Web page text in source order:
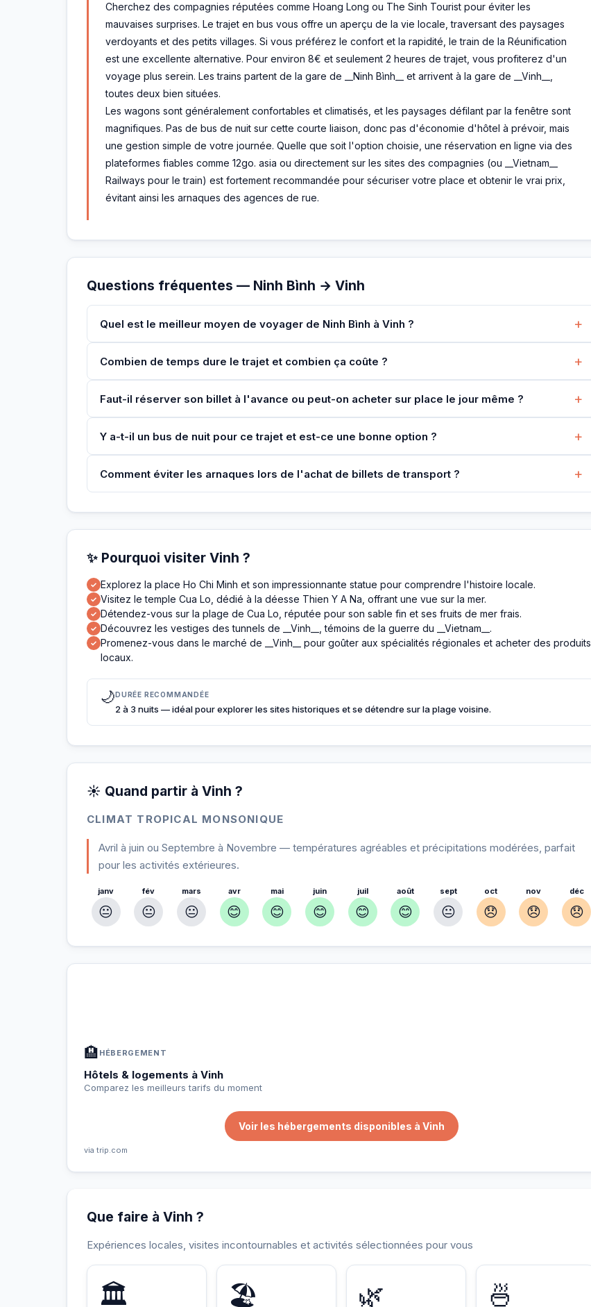
Cherchez des compagnies réputées comme Hoang Long ou The Sinh Tourist pour éviter les
mauvaises surprises. Le trajet en bus vous offre un aperçu de la vie locale, traversant des paysages
verdoyants et des petits villages. Si vous préférez le confort et la rapidité, le train de la Réunification
est une excellente alternative. Pour environ 8€ et seulement 2 heures de trajet, vous profiterez d'un
voyage plus serein. Les trains partent de la gare de __Ninh Bình__ et arrivent à la gare de __Vinh__,
toutes deux bien situées.
Les wagons sont généralement confortables et climatisés, et les paysages défilant par la fenêtre sont
magnifiques. Pas de bus de nuit sur cette courte liaison, donc pas d'économie d'hôtel à prévoir, mais
une gestion simple de votre journée. Quelle que soit l'option choisie, une réservation en ligne via des
plateformes fiables comme 12go. asia ou directement sur les sites des compagnies (ou __Vietnam__
Railways pour le train) est fortement recommandée pour sécuriser votre place et obtenir le vrai prix,
évitant ainsi les arnaques des agences de rue.
Questions fréquentes — Ninh Bình → Vinh
Quel est le meilleur moyen de voyager de Ninh Bình à Vinh ? +
Combien de temps dure le trajet et combien ça coûte ? +
Faut-il réserver son billet à l'avance ou peut-on acheter sur place le jour même ? +
Y a-t-il un bus de nuit pour ce trajet et est-ce une bonne option ? +
Comment éviter les arnaques lors de l'achat de billets de transport ? +
✨ Pourquoi visiter Vinh ?
✓ Explorez la place Ho Chi Minh et son impressionnante statue pour comprendre l'histoire locale.
✓ Visitez le temple Cua Lo, dédié à la déesse Thien Y A Na, offrant une vue sur la mer.
✓ Détendez-vous sur la plage de Cua Lo, réputée pour son sable fin et ses fruits de mer frais.
✓ Découvrez les vestiges des tunnels de __Vinh__, témoins de la guerre du __Vietnam__.
✓ Promenez-vous dans le marché de __Vinh__ pour goûter aux spécialités régionales et acheter des produits
locaux.
🌙DURÉE RECOMMANDÉE
2 à 3 nuits — idéal pour explorer les sites historiques et se détendre sur la plage voisine.
☀️ Quand partir à Vinh ?
CLIMAT TROPICAL MONSONIQUE
Avril à juin ou Septembre à Novembre — températures agréables et précipitations modérées, parfait
pour les activités extérieures.
janv
😐
fév
😐
mars
😐
avr
😊
mai
😊
juin
😊
juil
😊
août
😊
sept
😐
oct
😞
nov
😞
déc
😞
🏨 HÉBERGEMENT
Hôtels & logements à Vinh
Comparez les meilleurs tarifs du moment
Voir les hébergements disponibles à Vinh
via trip.com
Que faire à Vinh ?
Expériences locales, visites incontournables et activités sélectionnées pour vous
🏛️ 🏖️ 🌿 🍜